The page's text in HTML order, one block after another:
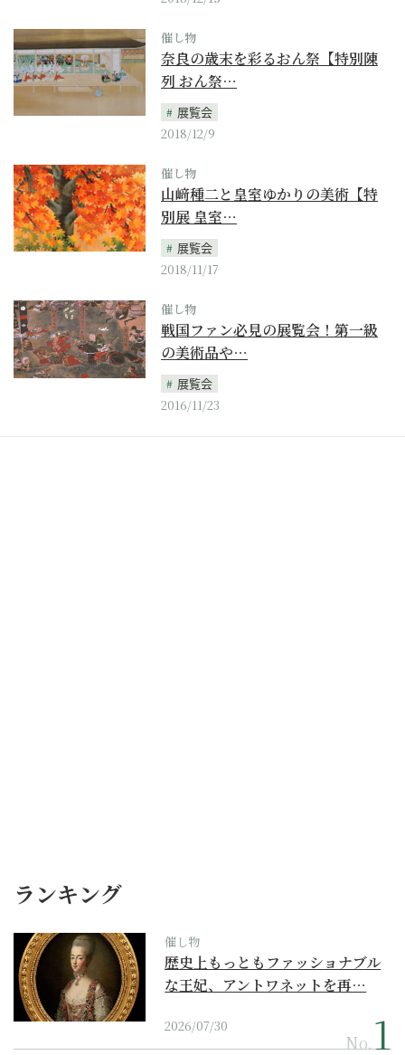
催し物
奈良の歳末を彩るおん祭【特別陳
列 おん祭…
展覧会
2018/12/9
催し物
山﨑種二と皇室ゆかりの美術【特
別展 皇室…
展覧会
2018/11/17
催し物
戦国ファン必見の展覧会！第一級
の美術品や…
展覧会
2016/11/23
ランキング
催し物
歴史上もっともファッショナブル
な王妃、アントワネットを再…
2026/07/30
No.